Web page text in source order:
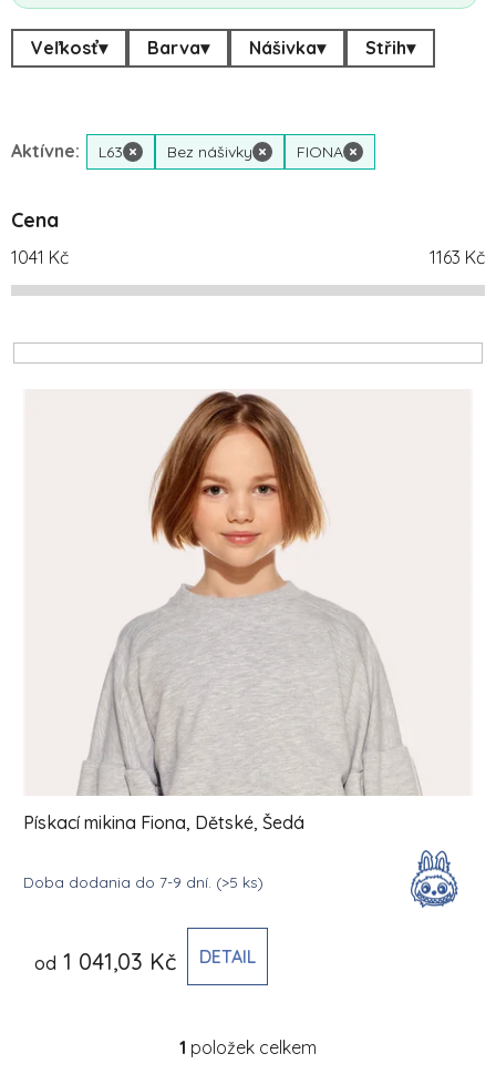
Veľkosť▾ Barva▾ Nášivka▾ Střih▾
Aktívne: L63 × Bez nášivky × FIONA ×
Cena
1041 Kč 1163 Kč
Výpis produktů
Pískací mikina Fiona, Dětské, Šedá
Doba dodania do 7-9 dní. (>5 ks)
od 1 041,03 Kč DETAIL
Ovládací prvky výpisu
1 položek celkem